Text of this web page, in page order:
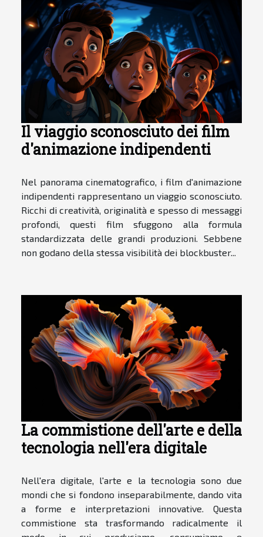
Il viaggio sconosciuto dei film
d'animazione indipendenti
Nel panorama cinematografico, i film d'animazione
indipendenti rappresentano un viaggio sconosciuto.
Ricchi di creatività, originalità e spesso di messaggi
profondi, questi film sfuggono alla formula
standardizzata delle grandi produzioni. Sebbene
non godano della stessa visibilità dei blockbuster...
La commistione dell'arte e della
tecnologia nell'era digitale
Nell'era digitale, l'arte e la tecnologia sono due
mondi che si fondono inseparabilmente, dando vita
a forme e interpretazioni innovative. Questa
commistione sta trasformando radicalmente il